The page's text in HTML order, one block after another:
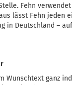
Fehn
lässt Fehn jeden
in Deutschland –
Wunschtext ganz